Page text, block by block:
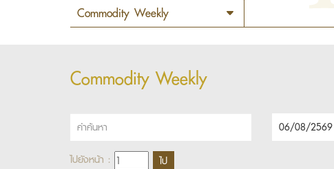
Commodity Weekly
ไปยังหน้า :